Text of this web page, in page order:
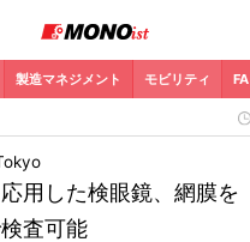
製造マネジメント モビリティ FA
用した検眼鏡、網膜を
査可能